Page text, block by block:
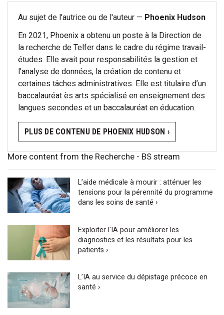
Au sujet de l'autrice ou de l'auteur — Phoenix Hudson
En 2021, Phoenix a obtenu un poste à la Direction de
la recherche de Telfer dans le cadre du régime travail-
études. Elle avait pour responsabilités la gestion et
l’analyse de données, la création de contenu et
certaines tâches administratives. Elle est titulaire d’un
baccalauréat ès arts spécialisé en enseignement des
langues secondes et un baccalauréat en éducation.
PLUS DE CONTENU DE PHOENIX HUDSON ›
More content from the Recherche - BS stream
L’aide médicale à mourir : atténuer les
tensions pour la pérennité du programme
dans les soins de santé ›
Exploiter l'IA pour améliorer les
diagnostics et les résultats pour les
patients ›
L’IA au service du dépistage précoce en
santé ›